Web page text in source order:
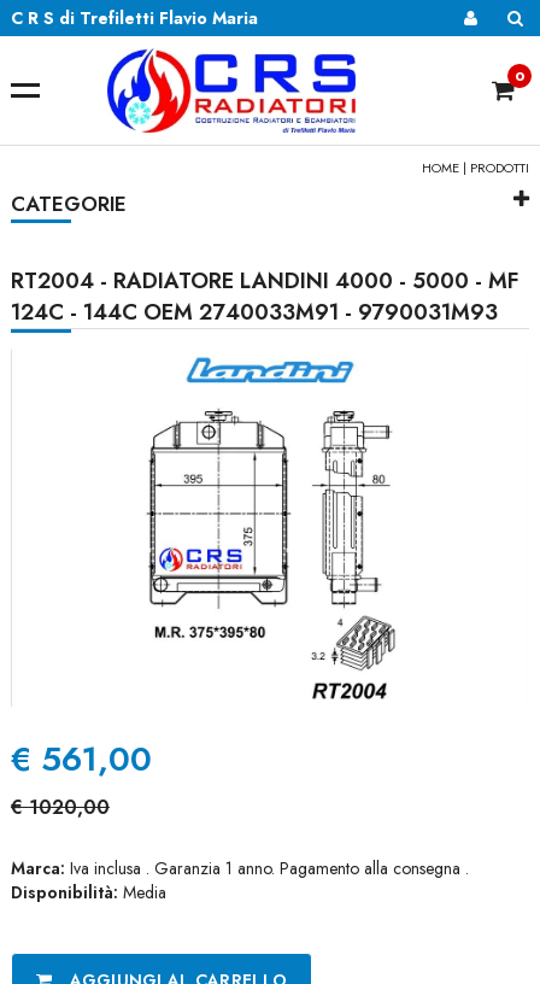
C R S di Trefiletti Flavio Maria
0
HOME | PRODOTTI
CATEGORIE
RT2004 - RADIATORE LANDINI 4000 - 5000 - MF
124C - 144C OEM 2740033M91 - 9790031M93
€ 561,00
€ 1020,00
Marca: Iva inclusa . Garanzia 1 anno. Pagamento alla consegna .
Disponibilità: Media